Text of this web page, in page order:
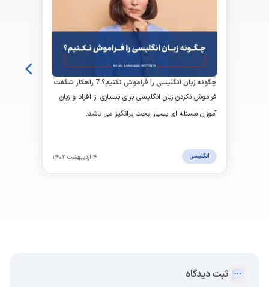
چگونه زبان انگلیسی را فراموش نکنیم؟ 7 راهکار شگفت
انگیز
فراموش نکردن زبان انگلیسی برای بسیاری از افراد و زبان
آموزان مسئله ای بسیار بحث برانگیز می باشد.
انگلیسی ۴ اردیبهشت ۱۴۰۲
ثبت دیدگاه